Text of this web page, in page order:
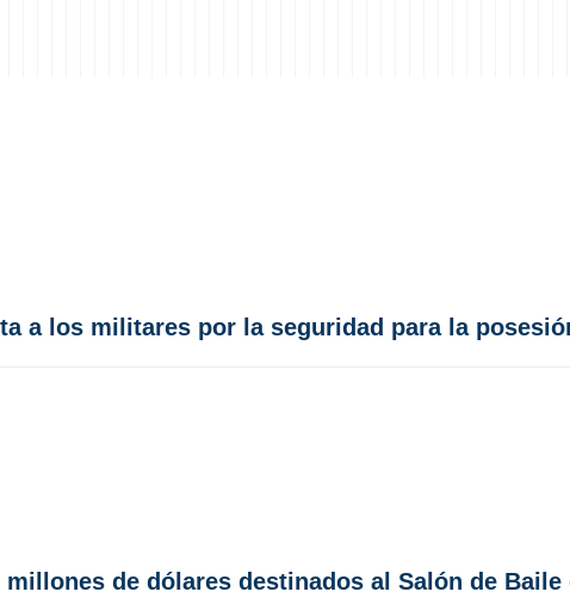
a los militares por la seguridad para la
millones de dólares destinados al Salón de Baile